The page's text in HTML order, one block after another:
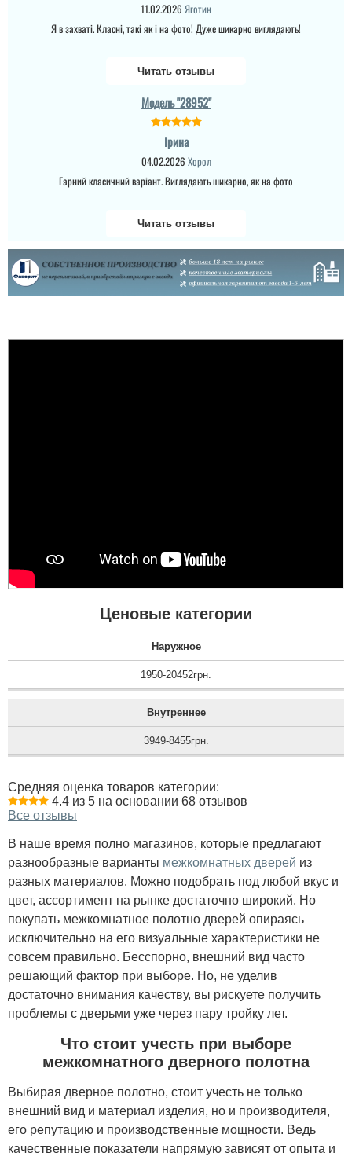
11.02.2026 Яготин
Я в захваті. Класні, такі як і на фото! Дуже шикарно виглядають!
Читать отзывы
Модель "28952"
Ірина
04.02.2026 Хорол
Гарний класичний варіант. Виглядають шикарно, як на фото
Читать отзывы
Ценовые категории
Наружное
1950-20452грн.
Внутреннее
3949-8455грн.
Средняя оценка товаров категории:
4.4 из 5 на основании 68 отзывов
Все отзывы
В наше время полно магазинов, которые предлагают
разнообразные варианты межкомнатных дверей из
разных материалов. Можно подобрать под любой вкус и
цвет, ассортимент на рынке достаточно широкий. Но
покупать межкомнатное полотно дверей опираясь
исключительно на его визуальные характеристики не
совсем правильно. Бесспорно, внешний вид часто
решающий фактор при выборе. Но, не уделив
достаточно внимания качеству, вы рискуете получить
проблемы с дверьми уже через пару тройку лет.
Что стоит учесть при выборе
межкомнатного дверного полотна
Выбирая дверное полотно, стоит учесть не только
внешний вид и материал изделия, но и производителя,
его репутацию и производственные мощности. Ведь
качественные показатели напрямую зависят от опыта и